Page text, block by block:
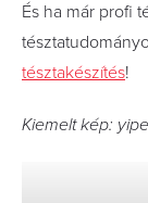
És ha már profi
tésztakészítés!
Kiemelt kép: